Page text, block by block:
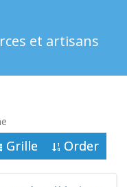
et artisans
Grille Order